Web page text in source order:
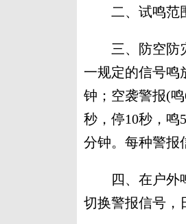
二、试鸣范围
三、防空防灾
一规定的信号鸣
钟；空袭警报(
秒，停10秒，鸣
分钟。每种警报
四、在户外鸣
切换警报信号，